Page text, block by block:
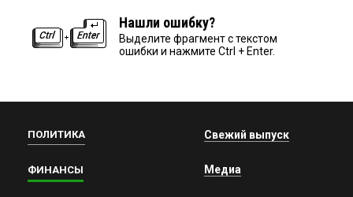
Нашли ошибку?
Выделите фрагмент с текстом
ошибки и нажмите Ctrl + Enter.
ПОЛИТИКА
ФИНАНСЫ
Свежий выпуск
Медиа